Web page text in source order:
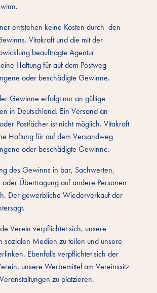
entstehen keine Kosten durch den
Vitakraft und die mit der
beauftragte Agentur
Haftung für auf dem Postweg
oder beschädigte Gewinne.
Gewinne erfolgt nur an gültige
in Deutschland. Ein Versand an
Postfächer ist nicht möglich. Vitakraft
Haftung für auf dem Versandweg
oder beschädigte Gewinne.
des Gewinns in bar, Sachwerten,
oder Übertragung auf andere Personen
Der gewerbliche Wiederverkauf der
Verein verpflichtet sich, unsere
sozialen Medien zu teilen und unsere
Ebenfalls verpflichtet sich der
unsere Werbemittel am Vereinssitz
zu platzieren.